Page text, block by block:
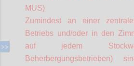
MUS)
Zumindest an einer
Betriebs und/oder in den
auf jedem
Beherbergungsbetrieben)